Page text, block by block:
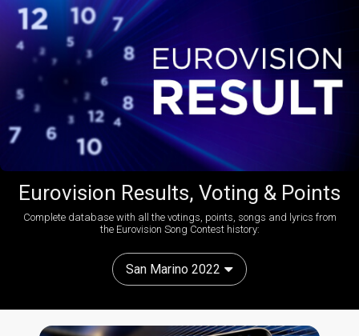
Eurovision Results, Voting & Points
Complete database with all the votings, points, songs and lyrics from
the Eurovision Song Contest history:
San Marino 2022